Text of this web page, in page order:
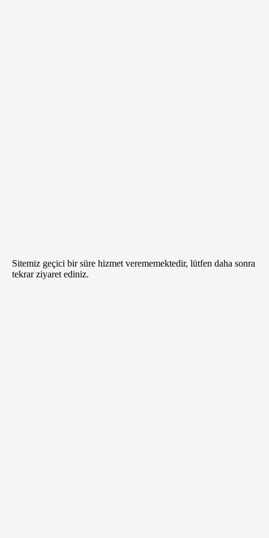
Sitemiz geçici bir süre hizmet verememektedir, lütfen daha sonra
tekrar ziyaret ediniz.